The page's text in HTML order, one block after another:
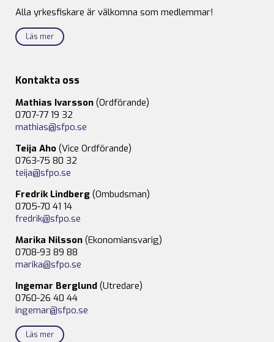
Alla yrkesfiskare är välkomna som medlemmar!
Läs mer
Kontakta oss
Mathias Ivarsson (Ordförande)
0707-77 19 32
mathias@sfpo.se
Teija Aho (Vice Ordförande)
0763-75 80 32
teija@sfpo.se
Fredrik Lindberg (Ombudsman)
0705-70 41 14
fredrik@sfpo.se
Marika Nilsson (Ekonomiansvarig)
0708-93 89 88
marika@sfpo.se
Ingemar Berglund (Utredare)
0760-26 40 44
ingemar@sfpo.se
Läs mer